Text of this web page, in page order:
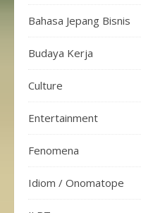
Bahasa Jepang Bisnis
Budaya Kerja
Culture
Entertainment
Fenomena
Idiom / Onomatope